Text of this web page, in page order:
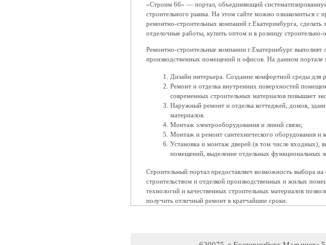
«Строим 66» — портал, объединяющий
строительного рынка. На этом сайте можно ознакомиться
ремонтно-строительных компаний г.Екатеринбурга,
отделочные работы, купить оптом и в розницу строительно-
Ремонтно-строительные компании г.Екатеринбург
производственных помещений и офисов. На данном портале
Дизайн интерьера. Создание комфортной среды
Ремонт и отделка внутренних поверхностей
современных строительных материалов повышает
Наружный ремонт и отделка коттеджей, домов,
материалов.
Монтаж электрооборудования и линий связи;
Монтаж и ремонт сантехнического оборудования и
Установка и монтаж дверей (в том числе входных),
помещений, выделение отдельных функциональных
Строительный портал предоставляет возможность выбора
строительством и отделкой производственных и жилых
технологий и качественных строительных материалов
получить отличный ремонт в кратчайшие сроки.